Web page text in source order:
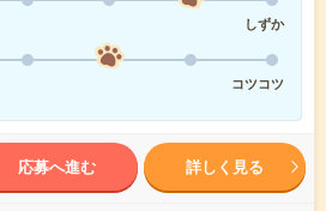
しずか
コツコツ
応募へ進む 詳しく見る